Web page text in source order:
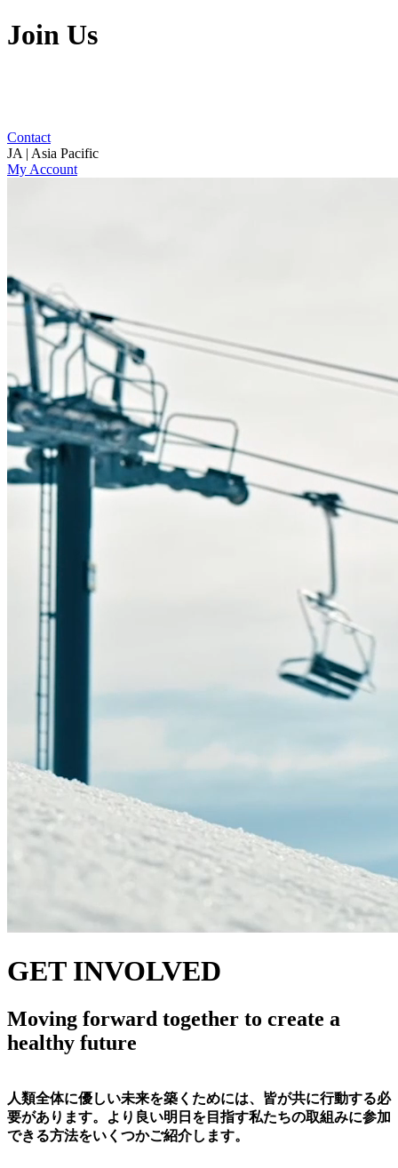
Join Us
Contact
JA | Asia Pacific
My Account
GET INVOLVED
Moving forward together to create a
healthy future
人類全体に優しい未来を築くためには、皆が共に行動する必
要があります。より良い明日を目指す私たちの取組みに参加
できる方法をいくつかご紹介します。